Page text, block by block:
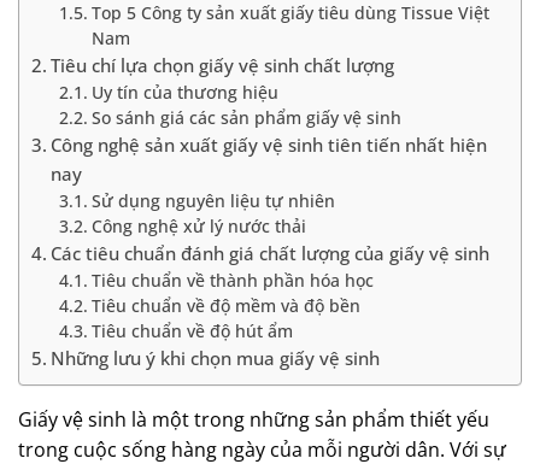
Top 5 Công ty sản xuất giấy tiêu dùng Tissue Việt
Nam
Tiêu chí lựa chọn giấy vệ sinh chất lượng
Uy tín của thương hiệu
So sánh giá các sản phẩm giấy vệ sinh
Công nghệ sản xuất giấy vệ sinh tiên tiến nhất hiện
nay
Sử dụng nguyên liệu tự nhiên
Công nghệ xử lý nước thải
Các tiêu chuẩn đánh giá chất lượng của giấy vệ sinh
Tiêu chuẩn về thành phần hóa học
Tiêu chuẩn về độ mềm và độ bền
Tiêu chuẩn về độ hút ẩm
Những lưu ý khi chọn mua giấy vệ sinh
Giấy vệ sinh là một trong những sản phẩm thiết yếu
trong cuộc sống hàng ngày của mỗi người dân. Với sự